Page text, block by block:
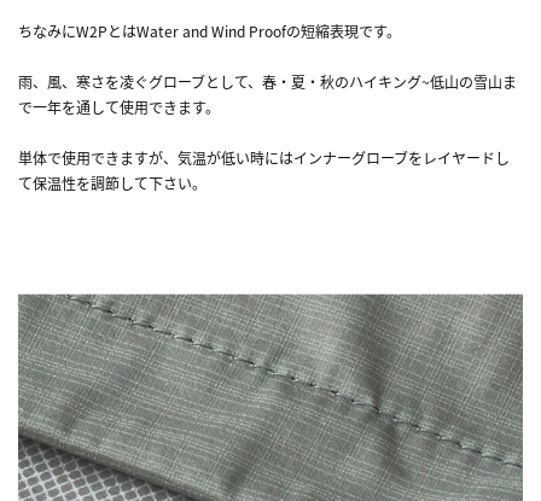
ちなみにW2PとはWater and Wind Proofの短縮表現です。
雨、風、寒さを凌ぐグローブとして、春・夏・秋のハイキング~低山の雪山ま
で一年を通して使用できます。
単体で使用できますが、気温が低い時にはインナーグローブをレイヤードし
て保温性を調節して下さい。